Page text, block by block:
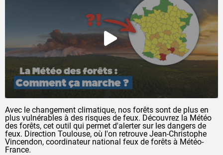
Avec le changement climatique, nos forêts sont de plus en
plus vulnérables à des risques de feux. Découvrez la Météo
des forêts, cet outil qui permet d'alerter sur les dangers de
feux. Direction Toulouse, où l'on retrouve Jean-Christophe
Vincendon, coordinateur national feux de forêts à Météo-
France.